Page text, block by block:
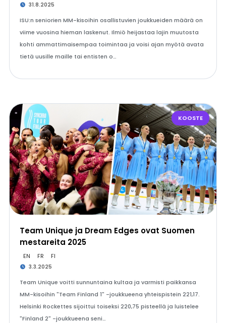
31.8.2025
ISU:n seniorien MM-kisoihin osallistuvien joukkueiden määrä on
viime vuosina hieman laskenut. Ilmiö heijastaa lajin muutosta
kohti ammattimaisempaa toimintaa ja voisi ajan myötä avata
tietä uusille maille tai entisten o…
KOOSTE
Team Unique ja Dream Edges ovat Suomen
mestareita 2025
EN FR FI
3.3.2025
Team Unique voitti sunnuntaina kultaa ja varmisti paikkansa
MM-kisoihin "Team Finland 1" -joukkueena yhteispistein 221,17.
Helsinki Rockettes sijoittui toiseksi 220,75 pisteellä ja luistelee
"Finland 2" -joukkueena seni…